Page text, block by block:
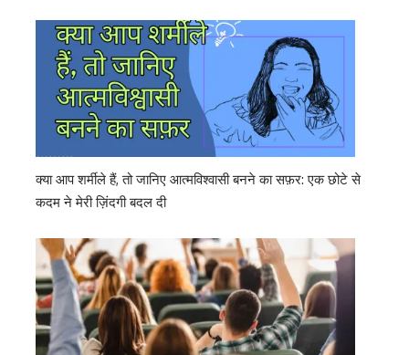
क्या आप शर्मीले हैं, तो जानिए आत्मविश्वासी बनने का सफ़र: एक छोटे से
कदम ने मेरी ज़िंदगी बदल दी